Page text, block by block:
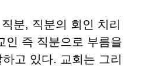
분, 직분의 회인 치리
인 즉 직분으로 부름을
고 있다. 교회는 그리